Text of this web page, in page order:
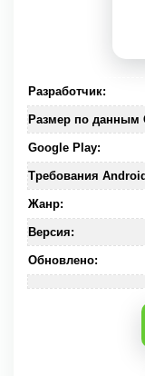
Разработчик:
Размер по данным
Google Play:
Требования
Жанр:
Версия:
Обновлено: